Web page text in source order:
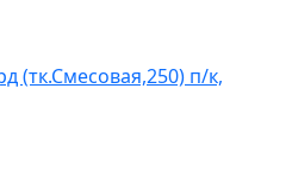
(тк.Смесовая,250) п/к,